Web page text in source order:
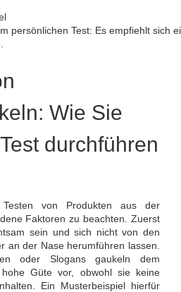
persönlichen Test: Es empfiehlt sich
Wie Sie
durchführen
von Produkten aus der
Faktoren zu beachten. Zuerst
sein und sich nicht von den
an der Nase herumführen lassen.
oder Slogans gaukeln dem
Güte vor, obwohl sie keine
Ein Musterbeispiel hierfür